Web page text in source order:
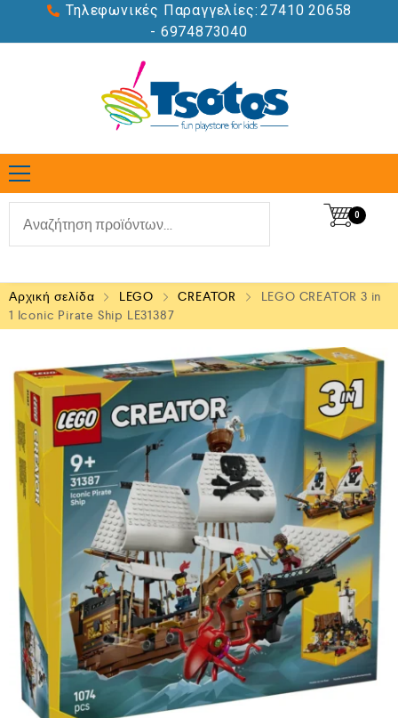
Τηλεφωνικές Παραγγελίες: 27410 20658
- 6974873040
0
Αρχική σελίδα LEGO CREATOR
LEGO CREATOR 3 in
1 Iconic Pirate Ship LE31387